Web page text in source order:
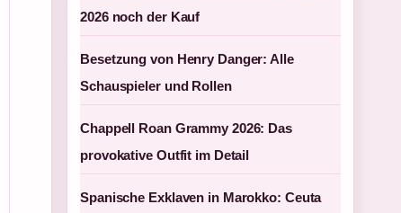
2026 noch der Kauf
Besetzung von Henry Danger: Alle
Schauspieler und Rollen
Chappell Roan Grammy 2026: Das
provokative Outfit im Detail
Spanische Exklaven in Marokko: Ceuta